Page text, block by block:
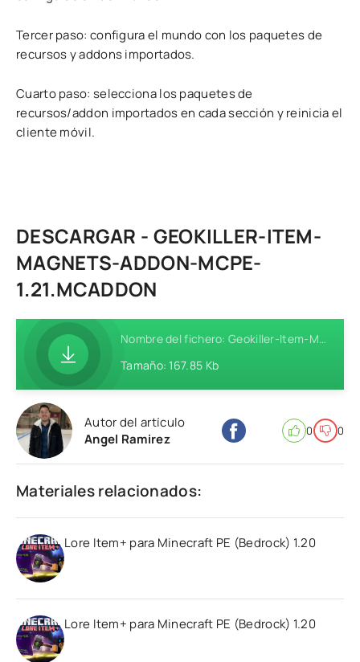
Tercer paso: configura el mundo con los paquetes de
recursos y addons importados.
Cuarto paso: selecciona los paquetes de
recursos/addon importados en cada sección y reinicia el
cliente móvil.
DESCARGAR - GEOKILLER-ITEM-
MAGNETS-ADDON-MCPE-
1.21.MCADDON
Nombre del fichero: Geokiller-Item-Magnets-Addon-MCPE-1.21.mcaddon
Tamaño: 167.85 Kb
Autor del artículo
Angel Ramirez
0 0
Materiales relacionados:
Lore Item+ para Minecraft PE (Bedrock) 1.20
Lore Item+ para Minecraft PE (Bedrock) 1.20